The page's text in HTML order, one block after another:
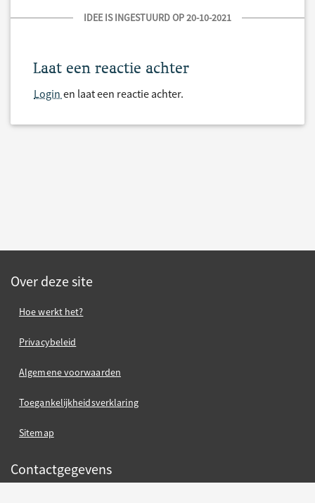
IDEE IS INGESTUURD OP 20-10-2021
Laat een reactie achter
Login en laat een reactie achter.
Over deze site
Hoe werkt het?
Privacybeleid
Algemene voorwaarden
Toegankelijkheidsverklaring
Sitemap
Contactgegevens